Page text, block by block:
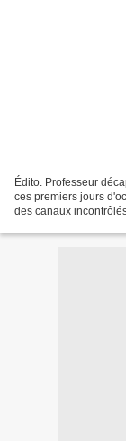
Édito. Professeur
ces premiers jours
des canaux